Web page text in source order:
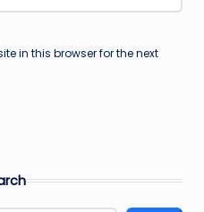
in this browser for the next